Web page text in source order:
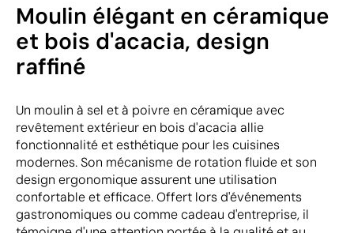
Moulin élégant en céramique
et bois d'acacia, design
raffiné
Un moulin à sel et à poivre en céramique avec
revêtement extérieur en bois d'acacia allie
fonctionnalité et esthétique pour les cuisines
modernes. Son mécanisme de rotation fluide et son
design ergonomique assurent une utilisation
confortable et efficace. Offert lors d'événements
gastronomiques ou comme cadeau d'entreprise, il